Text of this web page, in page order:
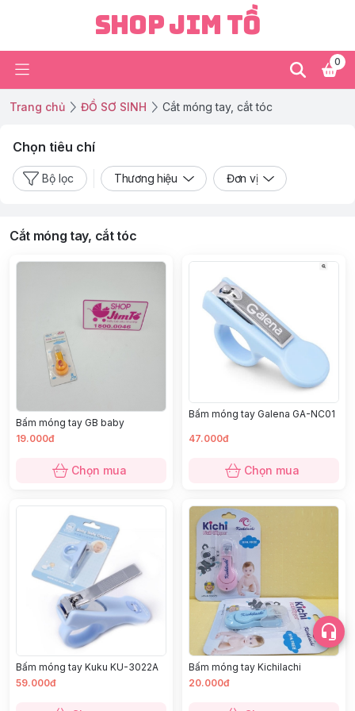
Shop Jim Tồ
0
Trang chủ ĐỒ SƠ SINH Cắt móng tay, cắt tóc
Chọn tiêu chí
Bộ lọc Thương hiệu Đơn vị
Cắt móng tay, cắt tóc
Bấm móng tay GB baby
19.000đ
Chọn mua
Bấm móng tay Galena GA-NC01
47.000đ
Chọn mua
Bấm móng tay Kuku KU-3022A
59.000đ
Bấm móng tay Kichilachi
20.000đ